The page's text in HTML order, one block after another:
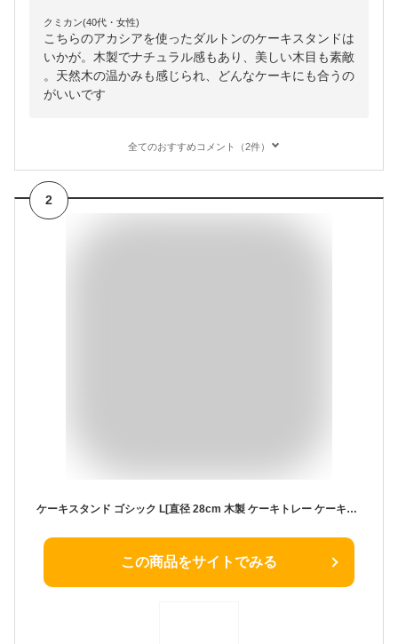
クミカン(40代・女性)
こちらのアカシアを使ったダルトンのケーキスタンドは
いかが。木製でナチュラル感もあり、美しい木目も素敵
。天然木の温かみも感じられ、どんなケーキにも合うの
がいいです
全てのおすすめコメント（2件）
2
ケーキスタンド ゴシック L[直径 28cm 木製 ケーキトレー ケーキトレイ かわいい おしゃれ 一段 ディスプレイ ケーキ台 コンポート カフェ 誕生日 クリスマス お菓子 盛り付け アクセサリー 飾る 装飾] 即納
この商品をサイトでみる